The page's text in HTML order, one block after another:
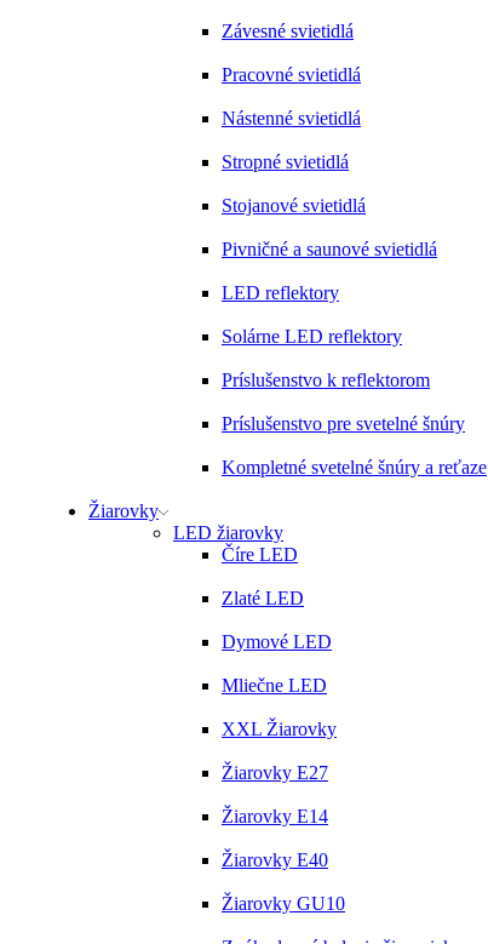
Závesné svietidlá
Pracovné svietidlá
Nástenné svietidlá
Stropné svietidlá
Stojanové svietidlá
Pivničné a saunové svietidlá
LED reflektory
Solárne LED reflektory
Príslušenstvo k reflektorom
Príslušenstvo pre svetelné šnúry
Kompletné svetelné šnúry a reťaze
Žiarovky
LED žiarovky
Číre LED
Zlaté LED
Dymové LED
Mliečne LED
XXL Žiarovky
Žiarovky E27
Žiarovky E14
Žiarovky E40
Žiarovky GU10